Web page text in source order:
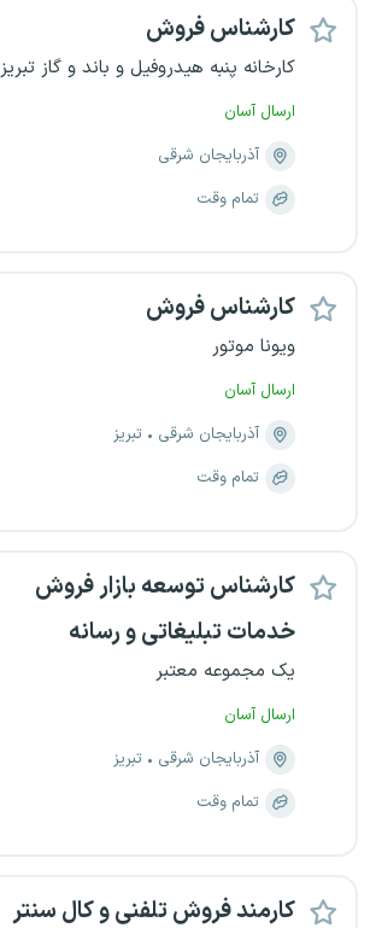
کارشناس فروش
کارخانه پنبه هیدروفیل و باند و گاز تبریز
ارسال آسان
آذربایجان شرقی
تمام وقت
کارشناس فروش
ویونا موتور
ارسال آسان
آذربایجان شرقی
تبریز
تمام وقت
کارشناس توسعه بازار فروش
خدمات تبلیغاتی و رسانه
یک مجموعه معتبر
ارسال آسان
آذربایجان شرقی
تبریز
تمام وقت
کارمند فروش تلفنی و کال سنتر